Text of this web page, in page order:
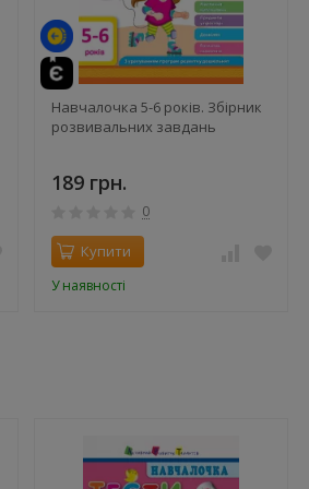
Навчалочка 5-6 років. Збірник
розвивальних завдань
189 грн.
0
Купити
У наявності